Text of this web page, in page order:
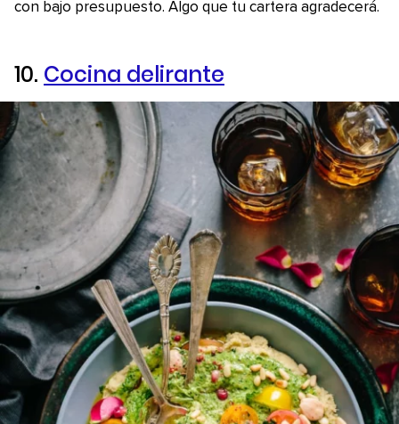
con bajo presupuesto. Algo que tu cartera agradecerá.
10. Cocina delirante